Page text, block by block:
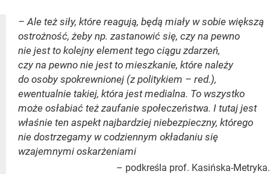
– Ale też siły, które reagują, będą miały w sobie większą
ostrożność, żeby np. zastanowić się, czy na pewno
nie jest to kolejny element tego ciągu zdarzeń,
czy na pewno nie jest to mieszkanie, które należy
do osoby spokrewnionej (z politykiem – red.),
ewentualnie takiej, która jest medialna. To wszystko
może osłabiać też zaufanie społeczeństwa. I tutaj jest
właśnie ten aspekt najbardziej niebezpieczny, którego
nie dostrzegamy w codziennym okładaniu się
wzajemnymi oskarżeniami
– podkreśla prof. Kasińska-Metryka.